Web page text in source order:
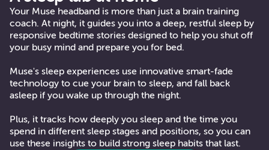
Your Muse headband is more than just a brain training
coach. At night, it guides you into a deep, restful sleep by
responsive bedtime stories designed to help you shut off
your busy mind and prepare you for bed.
Muse's sleep experiences use innovative smart-fade
technology to cue your brain to sleep, and fall back
asleep if you wake up through the night.
Plus, it tracks how deeply you sleep and the time you
spend in different sleep stages and positions, so you can
use these insights to build strong sleep habits that last.